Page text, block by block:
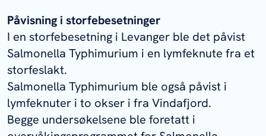
Påvisning i storfebesetninger
I en storfebesetning i Levanger ble det påvist
Salmonella Typhimurium i en lymfeknute fra et
storfeslakt.
Salmonella Typhimurium ble også påvist i
lymfeknuter i to okser i fra Vindafjord.
Begge undersøkelsene ble foretatt i